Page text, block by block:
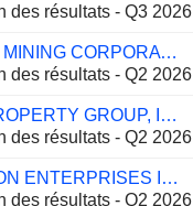
des résultats - Q3 2026
BARRICK MINING CORPORATION
des résultats - Q2 2026
SIMON PROPERTY GROUP, INC.
des résultats - Q2 2026
FERGUSON ENTERPRISES INC.
des résultats - Q2 2026